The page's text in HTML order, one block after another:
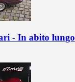
- In abito lungo